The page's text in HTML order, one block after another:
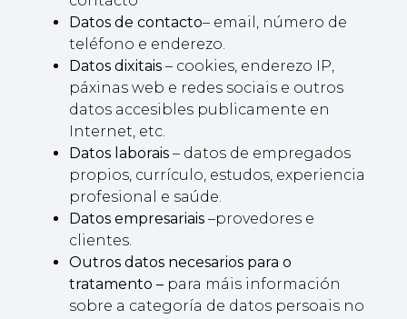
Datos de contacto– email, número de
teléfono e enderezo.
Datos dixitais– cookies, enderezo IP,
páxinas web e redes sociais e outros
datos accesibles publicamente en
Internet, etc.
Datos laborais – datos de empregados
propios, currículo, estudos, experiencia
profesional e saúde.
Datos empresariais –provedores e
clientes.
Outros datos necesarios para o
tratamento – para máis información
sobre a categoría de datos persoais no